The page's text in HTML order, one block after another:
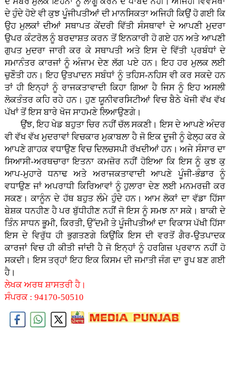
ਦੇ ਹੁੰਦੇ ਹੋਏ ਵੀ ਕੁਝ ਪੂੰਜੀਪਤੀਆਂ ਦੀ ਮਾਨਸਿਕਤਾ ਅਜਿਹੀ ਕਿਉਂ ਹੋ ਗਈ ਕਿ
ਉਹ ਮੁਲਕਾਂ ਦੀਆਂ ਸਥਾਪਤ ਕੇਂਦਰੀ ਵਿੱਤੀ ਸੰਸਥਾਵਾਂ ਦੇ ਆਪਣੀ ਮੁਦਰਾ
ਉਪਰ ਕੰਟਰੋਲ ਨੂੰ ਬਰਦਾਸ਼ਤ ਕਰਨ ਤੋਂ ਇਨਕਾਰੀ ਹੋ ਗਏ ਹਨ ਅਤੇ ਆਪਣੀ
ਗੁਪਤ ਮੁਦਰਾ ਜਾਰੀ ਕਰ ਕੇ ਸਥਾਪਤੀ ਅਤੇ ਇਸ ਦੇ ਵਿੱਤੀ ਪ੍ਰਬੰਧਾਂ ਦੇ
ਸਮਾਨੰਤਰ ਕਾਰਜਾਂ ਨੂੰ ਅੰਜਾਮ ਦੇਣ ਲੱਗ ਪਏ ਹਨ। ਇਹ ਹਰ ਮੁਲਕ ਲਈ
ਚੁਣੌਤੀ ਹਨ। ਇਹ ਉਤਪਾਦਨ ਸਬੰਧਾਂ ਨੂੰ ਤਹਿਸ-ਨਹਿਸ ਵੀ ਕਰ ਸਕਦੇ ਹਨ
ਤਾਂ ਹੀ ਇਨ੍ਹਾਂ ਨੂੰ ਰਾਜਕਤਾਵਾਦੀ ਕਿਹਾ ਗਿਆ ਹੈ ਜਿਸ ਨੂੰ ਇਹ ਅਸਲੀ
ਲੋਕਤੰਤਰ ਕਹਿ ਰਹੇ ਹਨ। ਹੁਣ ਯੂਨੀਵਰਸਿਟੀਆਂ ਵਿਚ ਬੈਠੇ ਖੋਜੀ ਵੱਖ ਵੱਖ
ਪੱਖਾਂ ਤੋਂ ਇਸ ਬਾਰੇ ਖੋਜ ਸਾਹਮਣੇ ਲਿਆਉਣਗੇ।
ਉਂਝ, ਇਹ ਖੇਡ ਬਹੁਤਾ ਚਿਰ ਨਹੀਂ ਚੱਲ ਸਕਣੀ। ਇਸ ਦੇ ਆਪਣੇ ਅੰਦਰ
ਵੀ ਵੱਖ ਵੱਖ ਮੁਦਰਾਵਾਂ ਵਿਚਕਾਰ ਮੁਕਾਬਲਾ ਹੈ ਜੋ ਇਕ ਦੂਜੀ ਨੂੰ ਫੇਲ੍ਹ ਕਰ ਕੇ
ਆਪਣੇ ਗਾਹਕ ਵਧਾਉਣ ਵਿਚ ਦਿਲਚਸਪੀ ਰੱਖਦੀਆਂ ਹਨ। ਅਜੇ ਸੰਸਾਰ ਦਾ
ਸਿਆਸੀ-ਅਰਥਚਾਰਾ ਇਤਨਾ ਕਮਜ਼ੋਰ ਨਹੀਂ ਹੋਇਆ ਕਿ ਇਸ ਨੂੰ ਕੁਝ ਕੁ
ਆਪ-ਮੁਹਾਰੇ ਧਨਾਢ ਅਤੇ ਅਰਾਜਕਤਾਵਾਦੀ ਆਪਣੇ ਪੂੰਜੀ-ਭੰਡਾਰ ਨੂੰ
ਵਧਾਉਣ ਜਾਂ ਅਪਰਾਧੀ ਕਿਰਿਆਵਾਂ ਨੂੰ ਹੁਲਾਰਾ ਦੇਣ ਲਈ ਮਨਮਰਜ਼ੀ ਕਰ
ਸਕਣ। ਕਾਨੂੰਨ ਦੇ ਹੱਥ ਬਹੁਤ ਲੰਮੇ ਹੁੰਦੇ ਹਨ। ਆਮ ਲੋਕਾਂ ਦਾ ਵੱਡਾ ਹਿੱਸਾ
ਬੇਸ਼ਕ ਧਨਹੀਣ ਹੈ ਪਰ ਬੁੱਧੀਹੀਣ ਨਹੀਂ ਜੋ ਇਸ ਨੂੰ ਸਮਝ ਨਾ ਸਕੇ। ਬਾਕੀ ਦੇ
ਤਿੰਨ ਸਾਧਨ ਭੂਮੀ, ਕਿਰਤੀ, ਉੱਦਮੀ ਤੇ ਪੂੰਜੀਪਤੀਆਂ ਦਾ ਵਿਕਾਸ ਪੱਖੀ ਹਿੱਸਾ
ਇਸ ਦੇ ਵਿਰੁੱਧ ਹੀ ਭੁਗਤਣਗੇ ਕਿਉਂਕਿ ਇਸ ਦੀ ਵਰਤੋਂ ਗੈਰ-ਉਤਪਾਦਕ
ਕਾਰਜਾਂ ਵਿਚ ਹੀ ਕੀਤੀ ਜਾਂਦੀ ਹੈ ਜੋ ਇਨ੍ਹਾਂ ਨੂੰ ਹਰਗਿਜ਼ ਪ੍ਰਵਾਨ ਨਹੀਂ ਹੋ
ਸਕਦੀ। ਇਸ ਤਰ੍ਹਾਂ ਇਹ ਇਕ ਕਿਸਮ ਦੀ ਜਮਾਤੀ ਜੰਗ ਦਾ ਰੂਪ ਬਣ ਗਈ
ਹੈ।
ਲੇਖਕ ਅਰਥ ਸ਼ਾਸਤਰੀ ਹੈ।
ਸੰਪਰਕ : 94170-50510